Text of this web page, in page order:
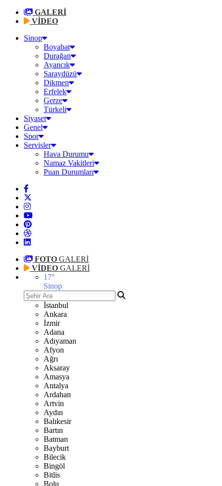
GALERİ
VİDEO
Sinop
Boyabat
Durağan
Ayancık
Saraydüzü
Dikmen
Erfelek
Gerze
Türkeli
Siyaset
Genel
Spor
Servisler
Hava Durumu
Namaz Vakitleri
Puan Durumları
FOTO GALERİ
VİDEO GALERİ
17°
Sinop
İstanbul
Ankara
İzmir
Adana
Adıyaman
Afyon
Ağrı
Aksaray
Amasya
Antalya
Ardahan
Artvin
Aydın
Balıkesir
Bartın
Batman
Bayburt
Bilecik
Bingöl
Bitlis
Bolu